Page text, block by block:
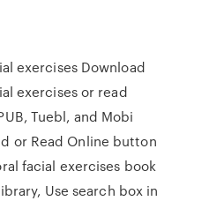
exercises Download
exercises or read
Tuebl, and Mobi
or Read Online button
facial exercises book
Use search box in